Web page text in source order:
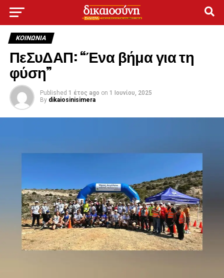
ΚΟΙΝΩΝΊΑ
ΠεΣυΔΑΠ: “Ένα βήμα για τη
φύση”
Published 1 έτος ago on 1 Ιουνίου, 2025
By dikaiosinisimera